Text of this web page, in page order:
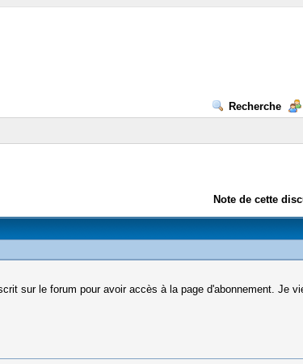
Recherche
Note de cette
sur le forum pour avoir accès à la page d'abonnement. Je